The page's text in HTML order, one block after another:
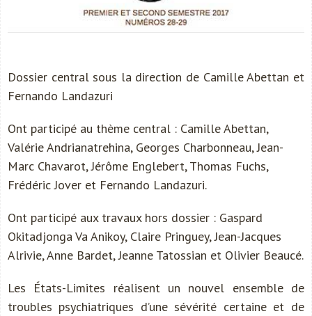
Dossier central sous la direction de Camille Abettan et
Fernando Landazuri
Ont participé au thème central : Camille Abettan,
Valérie Andrianatrehina, Georges Charbonneau, Jean-
Marc Chavarot, Jérôme Englebert, Thomas Fuchs,
Frédéric Jover et Fernando Landazuri.
Ont participé aux travaux hors dossier : Gaspard
Okitadjonga Va Anikoy, Claire Pringuey, Jean-Jacques
Alrivie, Anne Bardet, Jeanne Tatossian et Olivier Beaucé.
Les États-Limites réalisent un nouvel ensemble de
troubles psychiatriques d’une sévérité certaine et de